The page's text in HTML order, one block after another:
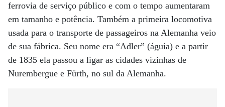
ferrovia de serviço público e com o tempo aumentaram
em tamanho e potência. Também a primeira locomotiva
usada para o transporte de passageiros na Alemanha veio
de sua fábrica. Seu nome era “Adler” (águia) e a partir
de 1835 ela passou a ligar as cidades vizinhas de
Nurembergue e Fürth, no sul da Alemanha.